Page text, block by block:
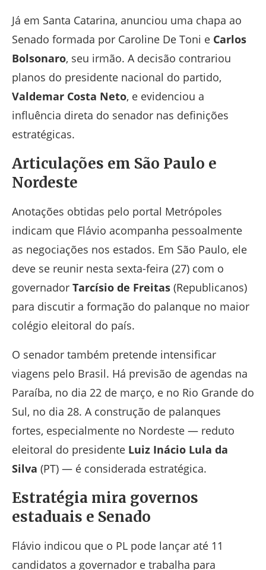
Já em Santa Catarina, anunciou uma chapa ao
Senado formada por Caroline De Toni e Carlos
Bolsonaro, seu irmão. A decisão contrariou
planos do presidente nacional do partido,
Valdemar Costa Neto, e evidenciou a
influência direta do senador nas definições
estratégicas.
Articulações em São Paulo e
Nordeste
Anotações obtidas pelo portal Metrópoles
indicam que Flávio acompanha pessoalmente
as negociações nos estados. Em São Paulo, ele
deve se reunir nesta sexta-feira (27) com o
governador Tarcísio de Freitas (Republicanos)
para discutir a formação do palanque no maior
colégio eleitoral do país.
O senador também pretende intensificar
viagens pelo Brasil. Há previsão de agendas na
Paraíba, no dia 22 de março, e no Rio Grande do
Sul, no dia 28. A construção de palanques
fortes, especialmente no Nordeste — reduto
eleitoral do presidente Luiz Inácio Lula da
Silva (PT) — é considerada estratégica.
Estratégia mira governos
estaduais e Senado
Flávio indicou que o PL pode lançar até 11
candidatos a governador e trabalha para